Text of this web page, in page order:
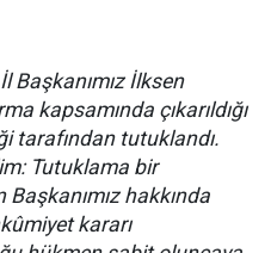
Başkanımız İlksen
kapsamında çıkarıldığı
tarafından tutuklandı.
Tutuklama bir
hakkında
kararı